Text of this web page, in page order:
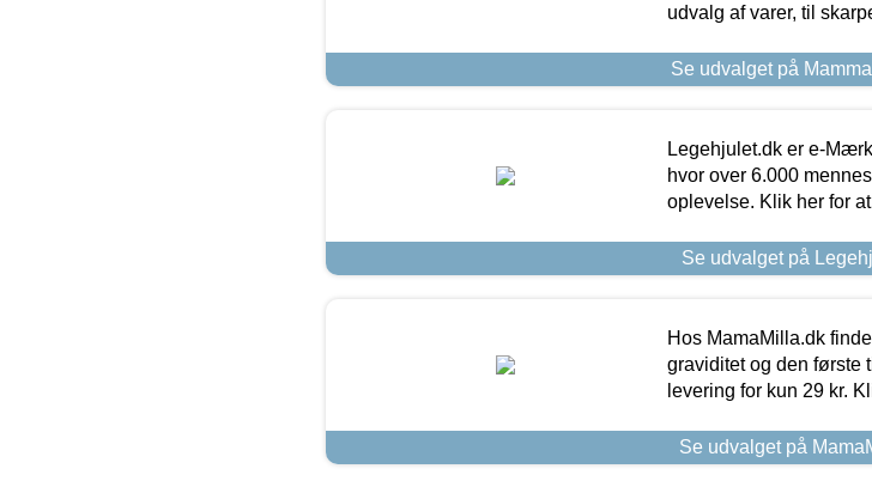
udvalg af varer, til
Se udvalget på
Legehjulet.dk er e-
hvor over 6.000
oplevelse. Klik her for
Se udvalget på
Hos MamaMilla.dk
graviditet og den første
levering for kun 29 kr.
Se udvalget på